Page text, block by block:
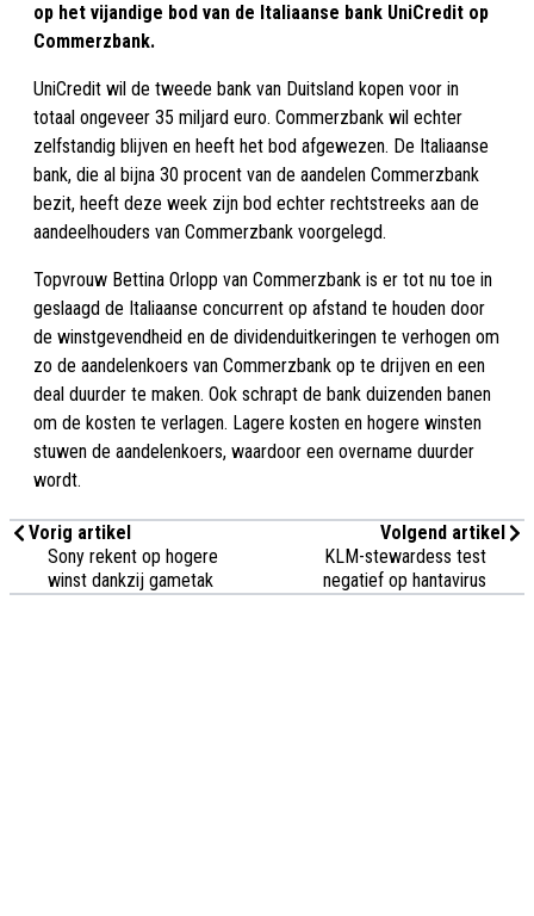
op het vijandige bod van de Italiaanse bank UniCredit op
Commerzbank.
UniCredit wil de tweede bank van Duitsland kopen voor in
totaal ongeveer 35 miljard euro. Commerzbank wil echter
zelfstandig blijven en heeft het bod afgewezen. De Italiaanse
bank, die al bijna 30 procent van de aandelen Commerzbank
bezit, heeft deze week zijn bod echter rechtstreeks aan de
aandeelhouders van Commerzbank voorgelegd.
Topvrouw Bettina Orlopp van Commerzbank is er tot nu toe in
geslaagd de Italiaanse concurrent op afstand te houden door
de winstgevendheid en de dividenduitkeringen te verhogen om
zo de aandelenkoers van Commerzbank op te drijven en een
deal duurder te maken. Ook schrapt de bank duizenden banen
om de kosten te verlagen. Lagere kosten en hogere winsten
stuwen de aandelenkoers, waardoor een overname duurder
wordt.
Vorig artikel
Sony rekent op hogere
winst dankzij gametak
Volgend artikel
KLM-stewardess test
negatief op hantavirus